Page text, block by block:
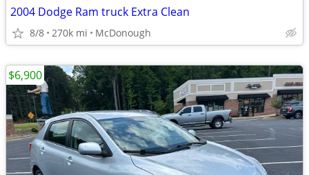
2004 Dodge Ram truck Extra Clean
8/8 270k mi McDonough
$6,900